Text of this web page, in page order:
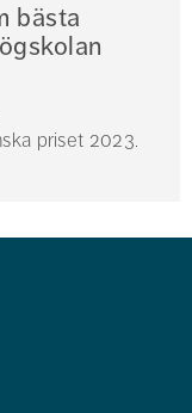
bästa
priset 2023.